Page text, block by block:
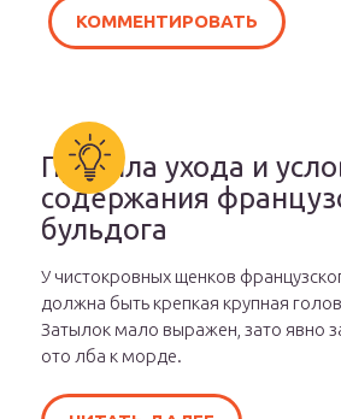
Правила ухода и
содержания
бульдога
У чистокровных щенков
должна быть крепкая крупная
Затылок мало выражен, зато явно
ото лба к морде.